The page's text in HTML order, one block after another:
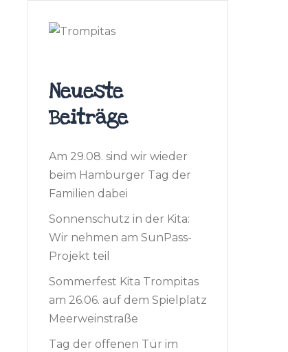
Neueste
Beiträge
Am 29.08. sind wir wieder
beim Hamburger Tag der
Familien dabei
Sonnenschutz in der Kita:
Wir nehmen am SunPass-
Projekt teil
Sommerfest Kita Trompitas
am 26.06. auf dem Spielplatz
Meerweinstraße
Tag der offenen Tür im